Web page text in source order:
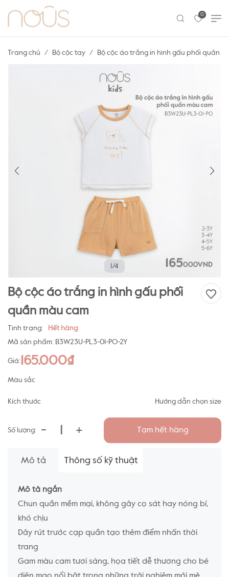
0
Trang chủ Bộ cộc tay Bộ cộc áo trắng in hình gấu phối quần
1/4
Bộ cộc áo trắng in hình gấu phối
quần màu cam
Tình trạng:
Hết hàng
Mã sản phẩm: B3W23U-PL3-01-PO-2Y
Giá: 165.000₫
Màu sắc
Kích thước Hướng dẫn chọn size
Số lượng: - + Tạm hết hàng
Mô tả Thông số kỹ thuật
Mô tả ngắn
Chun quần mềm mại, không gây cọ sát hay nóng bí,
khó chịu
Dây rút trước cạp quần tạo thêm điểm nhấn thời
trang
Gam màu cam tươi sáng, họa tiết dễ thương cho bé